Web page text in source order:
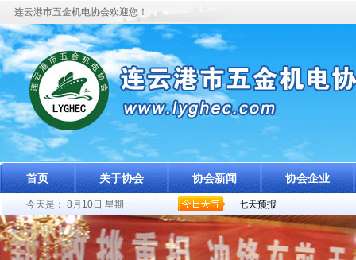
连云港市五金机电协会欢迎您！
首页 关于协会 协会新闻 协会企业
今天是： 8月10日 星期一